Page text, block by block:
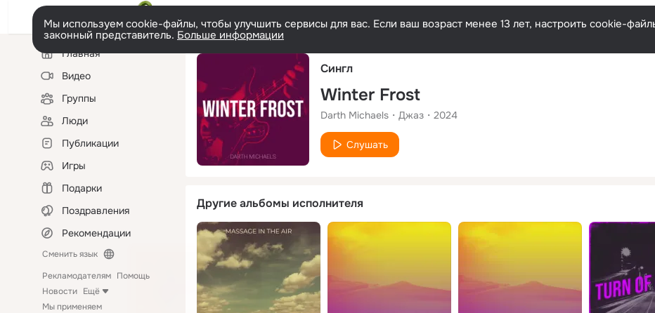
Русский
Мы используем cookie-файлы, чтобы улучшить сервисы для вас. Если ваш возраст менее 13 лет, настроить cookie-
законный представитель. Больше информации
Левая
колонкаГлавная
Видео
Группы
Люди
Публикации
Игры
Подарки
Поздравления
Рекомендации
Сменить язык
Рекламодателям Помощь
Новости Ещё
Мы применяем
Сингл
Winter Frost
Darth Michaels Джаз 2024
Слушать
Другие альбомы исполнителя